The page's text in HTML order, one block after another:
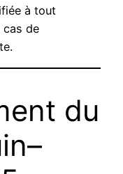
à tout
cas de
du